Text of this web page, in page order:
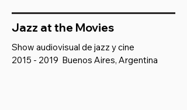
Jazz at the Movies
Show audiovisual de jazz y cine
2015 - 2019 Buenos Aires, Argentina